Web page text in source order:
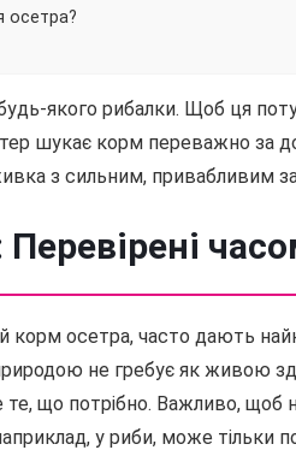
осетра?
якого рибалки. Щоб ця
шукає корм переважно
з сильним, привабливим
корм осетра, часто дають
не гребує як живою
що потрібно. Важливо, щоб
у риби, може тільки